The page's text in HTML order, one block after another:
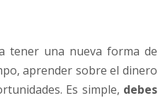
tener una nueva forma de
aprender sobre el dinero
Es simple, debes